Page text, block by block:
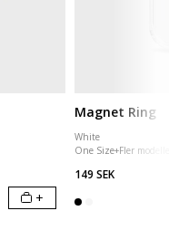
+
Magnet Ring
White
One Size+Fler
149 SEK